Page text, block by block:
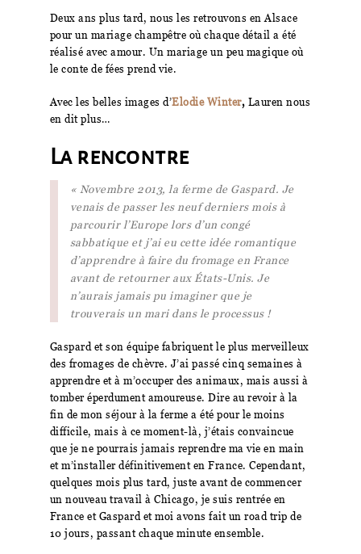
Deux ans plus tard, nous les retrouvons en Alsace
pour un mariage champêtre où chaque détail a été
réalisé avec amour. Un mariage un peu magique où
le conte de fées prend vie.
Avec les belles images d’Elodie Winter, Lauren nous
en dit plus…
La rencontre
« Novembre 2013, la ferme de Gaspard. Je
venais de passer les neuf derniers mois à
parcourir l’Europe lors d’un congé
sabbatique et j’ai eu cette idée romantique
d’apprendre à faire du fromage en France
avant de retourner aux États-Unis. Je
n’aurais jamais pu imaginer que je
trouverais un mari dans le processus !
Gaspard et son équipe fabriquent le plus merveilleux
des fromages de chèvre. J’ai passé cinq semaines à
apprendre et à m’occuper des animaux, mais aussi à
tomber éperdument amoureuse. Dire au revoir à la
fin de mon séjour à la ferme a été pour le moins
difficile, mais à ce moment-là, j’étais convaincue
que je ne pourrais jamais reprendre ma vie en main
et m’installer définitivement en France. Cependant,
quelques mois plus tard, juste avant de commencer
un nouveau travail à Chicago, je suis rentrée en
France et Gaspard et moi avons fait un road trip de
10 jours, passant chaque minute ensemble.